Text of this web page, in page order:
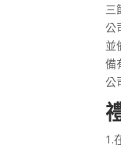
三
公
並
備
公
1.